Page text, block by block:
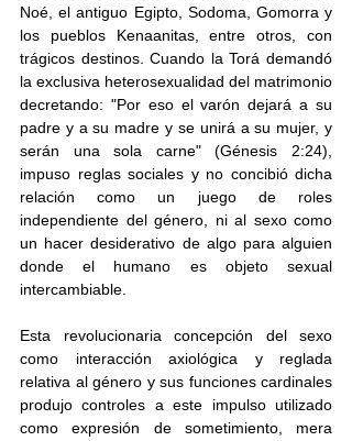
Noé, el antiguo Egipto, Sodoma, Gomorra y
los pueblos Kenaanitas, entre otros, con
trágicos destinos. Cuando la Torá demandó
la exclusiva heterosexualidad del matrimonio
decretando: "Por eso el varón dejará a su
padre y a su madre y se unirá a su mujer, y
serán una sola carne" (Génesis 2:24),
impuso reglas sociales y no concibió dicha
relación como un juego de roles
independiente del género, ni al sexo como
un hacer desiderativo de algo para alguien
donde el humano es objeto sexual
intercambiable.
Esta revolucionaria concepción del sexo
como interacción axiológica y reglada
relativa al género y sus funciones cardinales
produjo controles a este impulso utilizado
como expresión de sometimiento, mera